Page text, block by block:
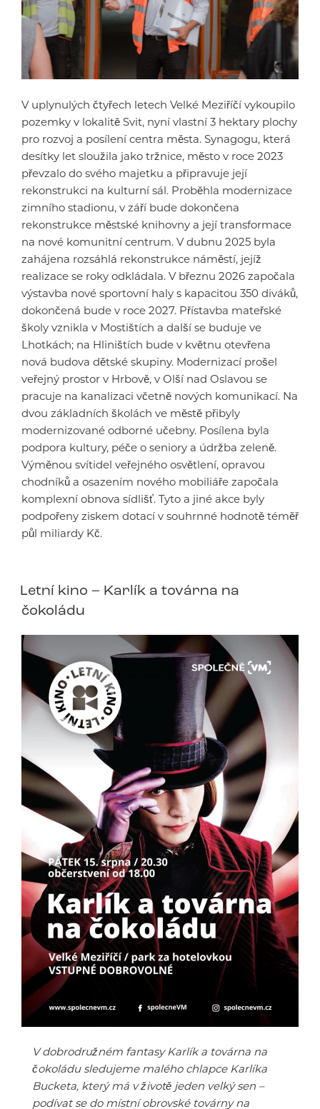
V uplynulých čtyřech letech Velké Meziříčí vykoupilo
pozemky v lokalitě Svit, nyní vlastní 3 hektary plochy
pro rozvoj a posílení centra města. Synagogu, která
desítky let sloužila jako tržnice, město v roce 2023
převzalo do svého majetku a připravuje její
rekonstrukci na kulturní sál. Proběhla modernizace
zimního stadionu, v září bude dokončena
rekonstrukce městské knihovny a její transformace
na nové komunitní centrum. V dubnu 2025 byla
zahájena rozsáhlá rekonstrukce náměstí, jejíž
realizace se roky odkládala. V březnu 2026 započala
výstavba nové sportovní haly s kapacitou 350 diváků,
dokončená bude v roce 2027. Přístavba mateřské
školy vznikla v Mostištích a další se buduje ve
Lhotkách; na Hliništích bude v květnu otevřena
nová budova dětské skupiny. Modernizací prošel
veřejný prostor v Hrbově, v Olší nad Oslavou se
pracuje na kanalizaci včetně nových komunikací. Na
dvou základních školách ve městě přibyly
modernizované odborné učebny. Posílena byla
podpora kultury, péče o seniory a údržba zeleně.
Výměnou svítidel veřejného osvětlení, opravou
chodníků a osazením nového mobiliáře započala
komplexní obnova sídlišť. Tyto a jiné akce byly
podpořeny ziskem dotací v souhrnné hodnotě téměř
půl miliardy Kč.
Letní kino – Karlík a továrna na
čokoládu
V dobrodružném fantasy Karlík a továrna na
čokoládu sledujeme malého chlapce Karlíka
Bucketa, který má v životě jeden velký sen –
podívat se do místní obrovské továrny na